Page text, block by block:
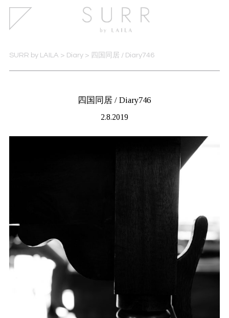
SURR by LAILA > Diary> 四国同居 / Diary746
四国同居 / Diary746
2.8.2019